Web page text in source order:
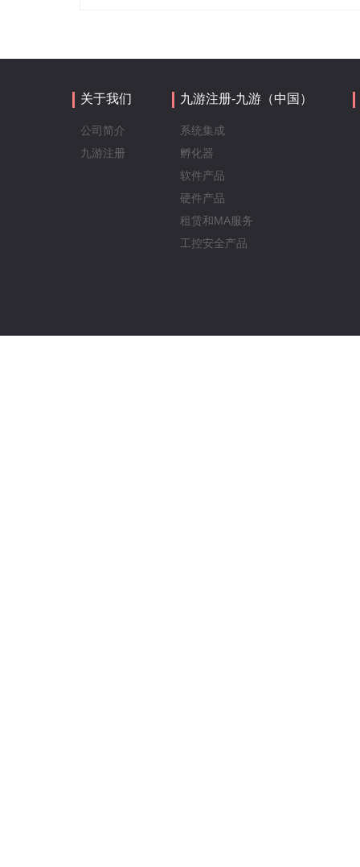
关于我们
公司简介
九游注册
九游注册-九游（中国）
系统集成
孵化器
软件产品
硬件产品
租赁和MA服务
工控安全产品